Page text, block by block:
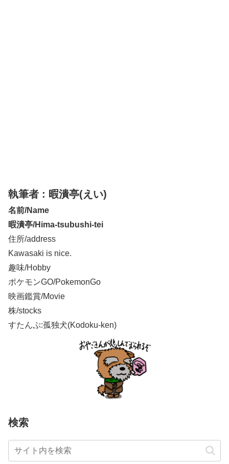
執筆者 : 暇潰亭(えい)
名前/Name
暇潰亭/Hima-tsubushi-tei
住所/address
Kawasaki is nice.
趣味/Hobby
ポケモンGO/PokemonGo
映画鑑賞/Movie
株/stocks
すたんぷ:孤独犬(Kodoku-ken)
検索